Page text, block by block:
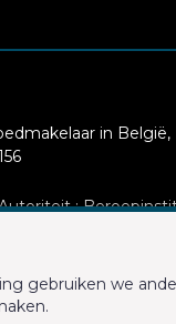
gebruiken we
in
:
NV AXA Belgium,